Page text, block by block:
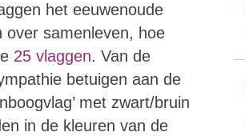
het eeuwenoude
over samenleven, hoe
25 vlaggen. Van de
betuigen aan de
met zwart/bruin
in de kleuren van de